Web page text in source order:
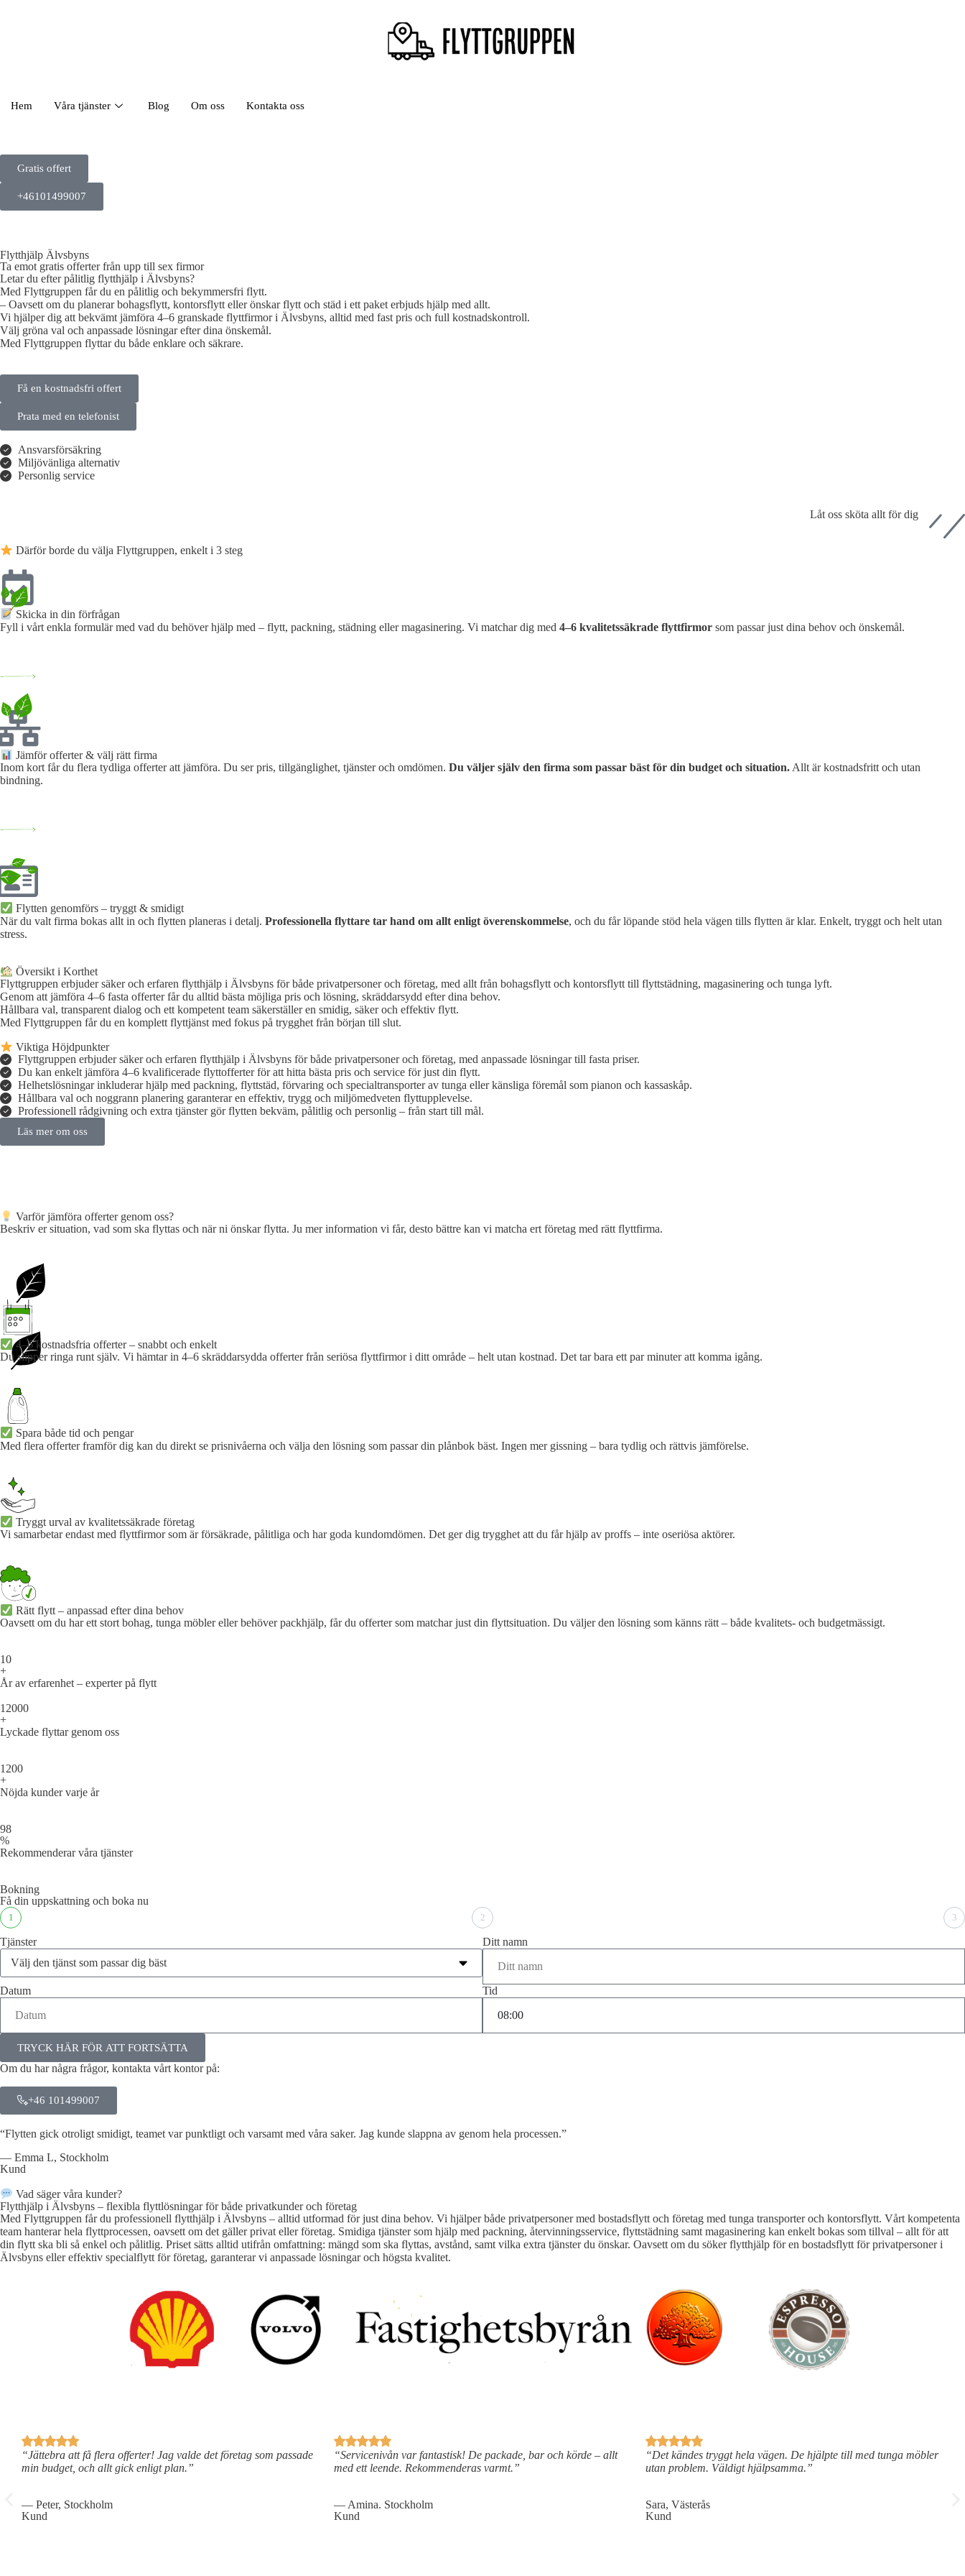
Hem Våra tjänster Blog Om oss Kontakta oss
Gratis offert
+46101499007
Flytthjälp Älvsbyns
Ta emot gratis offerter från upp till sex firmor
Letar du efter pålitlig flytthjälp i Älvsbyns?
Med Flyttgruppen får du en pålitlig och bekymmersfri flytt.
– Oavsett om du planerar bohagsflytt, kontorsflytt eller önskar flytt och städ i ett paket erbjuds hjälp med allt.
Vi hjälper dig att bekvämt jämföra 4–6 granskade flyttfirmor i Älvsbyns, alltid med fast pris och full kostnadskontroll.
Välj gröna val och anpassade lösningar efter dina önskemål.
Med Flyttgruppen flyttar du både enklare och säkrare.
Få en kostnadsfri offert
Prata med en telefonist
Ansvarsförsäkring
Miljövänliga alternativ
Personlig service
Låt oss sköta allt för dig
Därför borde du välja Flyttgruppen, enkelt i 3 steg
Skicka in din förfrågan
Fyll i vårt enkla formulär med vad du behöver hjälp med – flytt, packning, städning eller magasinering. Vi matchar dig med 4–6 kvalitetssäkrade flyttfirmor som passar just dina behov och önskemål.
Jämför offerter & välj rätt firma
Inom kort får du flera tydliga offerter att jämföra. Du ser pris, tillgänglighet, tjänster och omdömen. Du väljer själv den firma som passar bäst för din budget och situation. Allt är kostnadsfritt och utan
bindning.
Flytten genomförs – tryggt & smidigt
När du valt firma bokas allt in och flytten planeras i detalj. Professionella flyttare tar hand om allt enligt överenskommelse, och du får löpande stöd hela vägen tills flytten är klar. Enkelt, tryggt och helt utan
stress.
Översikt i Korthet
Flyttgruppen erbjuder säker och erfaren flytthjälp i Älvsbyns för både privatpersoner och företag, med allt från bohagsflytt och kontorsflytt till flyttstädning, magasinering och tunga lyft.
Genom att jämföra 4–6 fasta offerter får du alltid bästa möjliga pris och lösning, skräddarsydd efter dina behov.
Hållbara val, transparent dialog och ett kompetent team säkerställer en smidig, säker och effektiv flytt.
Med Flyttgruppen får du en komplett flyttjänst med fokus på trygghet från början till slut.
Viktiga Höjdpunkter
Flyttgruppen erbjuder säker och erfaren flytthjälp i Älvsbyns för både privatpersoner och företag, med anpassade lösningar till fasta priser.
Du kan enkelt jämföra 4–6 kvalificerade flyttofferter för att hitta bästa pris och service för just din flytt.
Helhetslösningar inkluderar hjälp med packning, flyttstäd, förvaring och specialtransporter av tunga eller känsliga föremål som pianon och kassaskåp.
Hållbara val och noggrann planering garanterar en effektiv, trygg och miljömedveten flyttupplevelse.
Professionell rådgivning och extra tjänster gör flytten bekväm, pålitlig och personlig – från start till mål.
Läs mer om oss
Varför jämföra offerter genom oss?
Beskriv er situation, vad som ska flyttas och när ni önskar flytta. Ju mer information vi får, desto bättre kan vi matcha ert företag med rätt flyttfirma.
4–6 kostnadsfria offerter – snabbt och enkelt
Du slipper ringa runt själv. Vi hämtar in 4–6 skräddarsydda offerter från seriösa flyttfirmor i ditt område – helt utan kostnad. Det tar bara ett par minuter att komma igång.
Spara både tid och pengar
Med flera offerter framför dig kan du direkt se prisnivåerna och välja den lösning som passar din plånbok bäst. Ingen mer gissning – bara tydlig och rättvis jämförelse.
Tryggt urval av kvalitetssäkrade företag
Vi samarbetar endast med flyttfirmor som är försäkrade, pålitliga och har goda kundomdömen. Det ger dig trygghet att du får hjälp av proffs – inte oseriösa aktörer.
Rätt flytt – anpassad efter dina behov
Oavsett om du har ett stort bohag, tunga möbler eller behöver packhjälp, får du offerter som matchar just din flyttsituation. Du väljer den lösning som känns rätt – både kvalitets- och budgetmässigt.
10
+
År av erfarenhet – experter på flytt
12000
+
Lyckade flyttar genom oss
1200
+
Nöjda kunder varje år
98
%
Rekommenderar våra tjänster
Bokning
Få din uppskattning och boka nu
1 2 3
Tjänster Ditt namn
Datum Tid
TRYCK HÄR FÖR ATT FORTSÄTTA
Om du har några frågor, kontakta vårt kontor på:
+46 101499007
“Flytten gick otroligt smidigt, teamet var punktligt och varsamt med våra saker. Jag kunde slappna av genom hela processen.”
— Emma L, Stockholm
Kund
Vad säger våra kunder?
Flytthjälp i Älvsbyns – flexibla flyttlösningar för både privatkunder och företag
Med Flyttgruppen får du professionell flytthjälp i Älvsbyns – alltid utformad för just dina behov. Vi hjälper både privatpersoner med bostadsflytt och företag med tunga transporter och kontorsflytt. Vårt kompetenta
team hanterar hela flyttprocessen, oavsett om det gäller privat eller företag. Smidiga tjänster som hjälp med packning, återvinningsservice, flyttstädning samt magasinering kan enkelt bokas som tillval – allt för att
din flytt ska bli så enkel och pålitlig. Priset sätts alltid utifrån omfattning: mängd som ska flyttas, avstånd, samt vilka extra tjänster du önskar. Oavsett om du söker flytthjälp för en bostadsflytt för privatpersoner i
Älvsbyns eller effektiv specialflytt för företag, garanterar vi anpassade lösningar och högsta kvalitet.
“Jättebra att få flera offerter! Jag valde det företag som passade
min budget, och allt gick enligt plan.”
— Peter, Stockholm
Kund
“Servicenivån var fantastisk! De packade, bar och körde – allt
med ett leende. Rekommenderas varmt.”
— Amina. Stockholm
Kund
“Det kändes tryggt hela vägen. De hjälpte till med tunga möbler
utan problem. Väldigt hjälpsamma.”
Sara, Västerås
Kund